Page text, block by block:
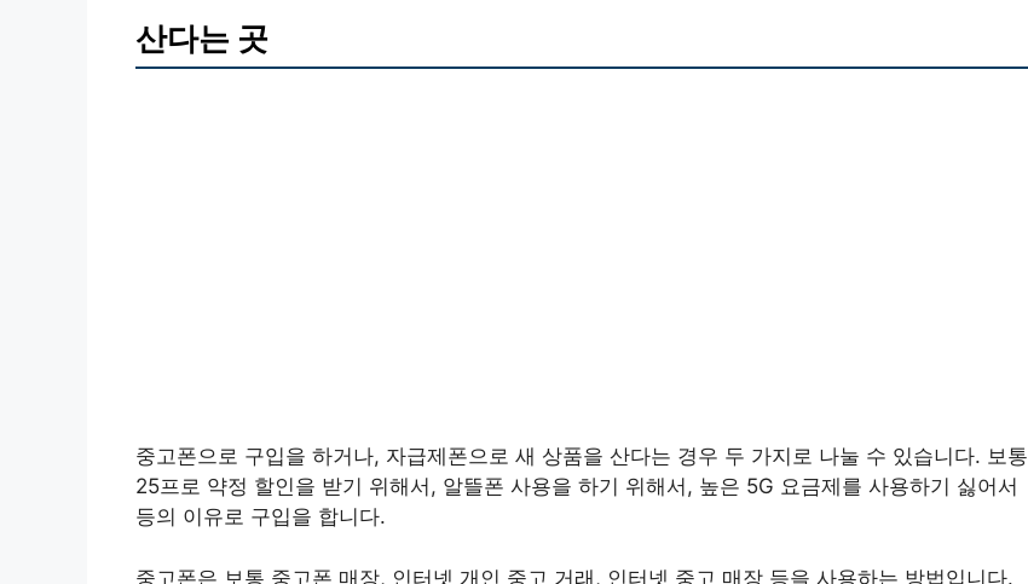
산다는 곳
중고폰으로 구입을 하거나, 자급제폰으로 새 상품을 산다는 경우 두 가지로 나눌 수 있습니다. 보통
25프로 약정 할인을 받기 위해서, 알뜰폰 사용을 하기 위해서, 높은 5G 요금제를 사용하기 싫어서
등의 이유로 구입을 합니다.
중고폰은 보통 중고폰 매장, 인터넷 개인 중고 거래, 인터넷 중고 매장 등을 사용하는 방법입니다.